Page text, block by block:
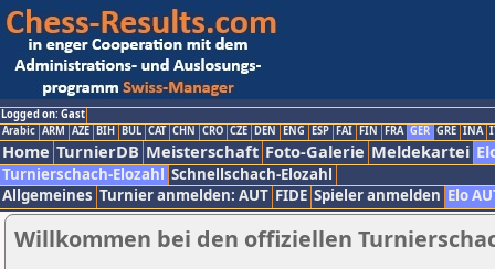
Logged on: Gast
Arabic ARM AZE BIH BUL CAT CHN CRO CZE DEN ENG ESP FAI FIN FRA GER GRE INA
Home TurnierDB Meisterschaft Foto-Galerie Meldekartei
Turnierschach-Elozahl Schnellschach-Elozahl
Allgemeines Turnier anmelden: AUT FIDE Spieler anmelden Elo
Willkommen bei den offiziellen